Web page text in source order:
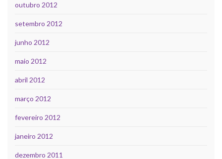
outubro 2012
setembro 2012
junho 2012
maio 2012
abril 2012
março 2012
fevereiro 2012
janeiro 2012
dezembro 2011